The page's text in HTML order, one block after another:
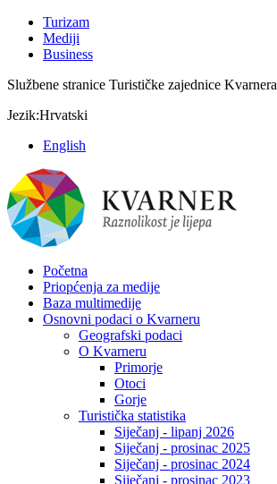
Turizam
Mediji
Business
Službene stranice Turističke zajednice Kvarnera
Jezik:Hrvatski
English
Početna
Priopćenja za medije
Baza multimedije
Osnovni podaci o Kvarneru
Geografski podaci
O Kvarneru
Primorje
Otoci
Gorje
Turistička statistika
Siječanj - lipanj 2026
Siječanj - prosinac 2025
Siječanj - prosinac 2024
Siječanj - prosinac 2023